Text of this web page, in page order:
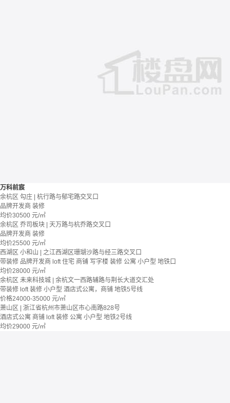
万科前宸
余杭区 勾庄 | 杭行路与郁宅路交叉口
品牌开发商 装修
均价30500 元/㎡
余杭区 乔司板块 | 天万路与杭乔路交叉口
品牌开发商 装修
均价25500 元/㎡
西湖区 小和山 | 之江西湖区珊瑚沙路与经三路交叉口
带装修 品牌开发商 loft 住宅 商铺 写字楼 装修 公寓 小户型 地铁口
均价28000 元/㎡
余杭区 未来科技城 | 余杭文一西路辅路与荆长大道交汇处
带装修 loft 装修 小户型 酒店式公寓，商铺 地铁5号线
价格24000-35000 元/㎡
萧山区 | 浙江省杭州市萧山区市心南路828号
酒店式公寓 商铺 loft 装修 公寓 小户型 地铁2号线
均价29000 元/㎡